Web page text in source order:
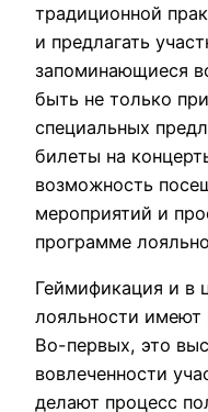
традиционной
и предлагать
запоминающиеся
быть не только
специальных
билеты на
возможность
мероприятий и
программе
Геймификация и в
лояльности
Во-первых, это
вовлеченности
делают процесс